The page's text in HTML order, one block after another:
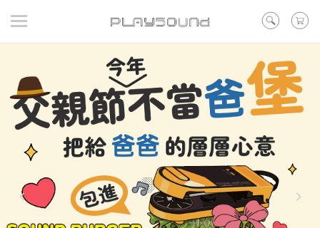
登入
/ 聯絡我們
▼在線活動
▼好評預購
▼新品
▼出清
品牌
耳機
喇叭